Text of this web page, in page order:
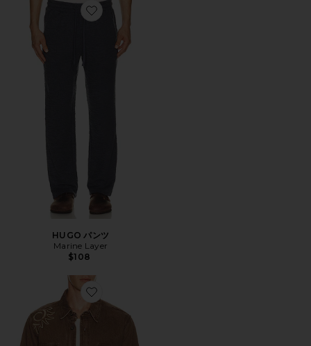
Favorite HUGO パンツ
HUGO パンツ
Marine Layer
$108
Favorite AGUA BENDITA シャツ